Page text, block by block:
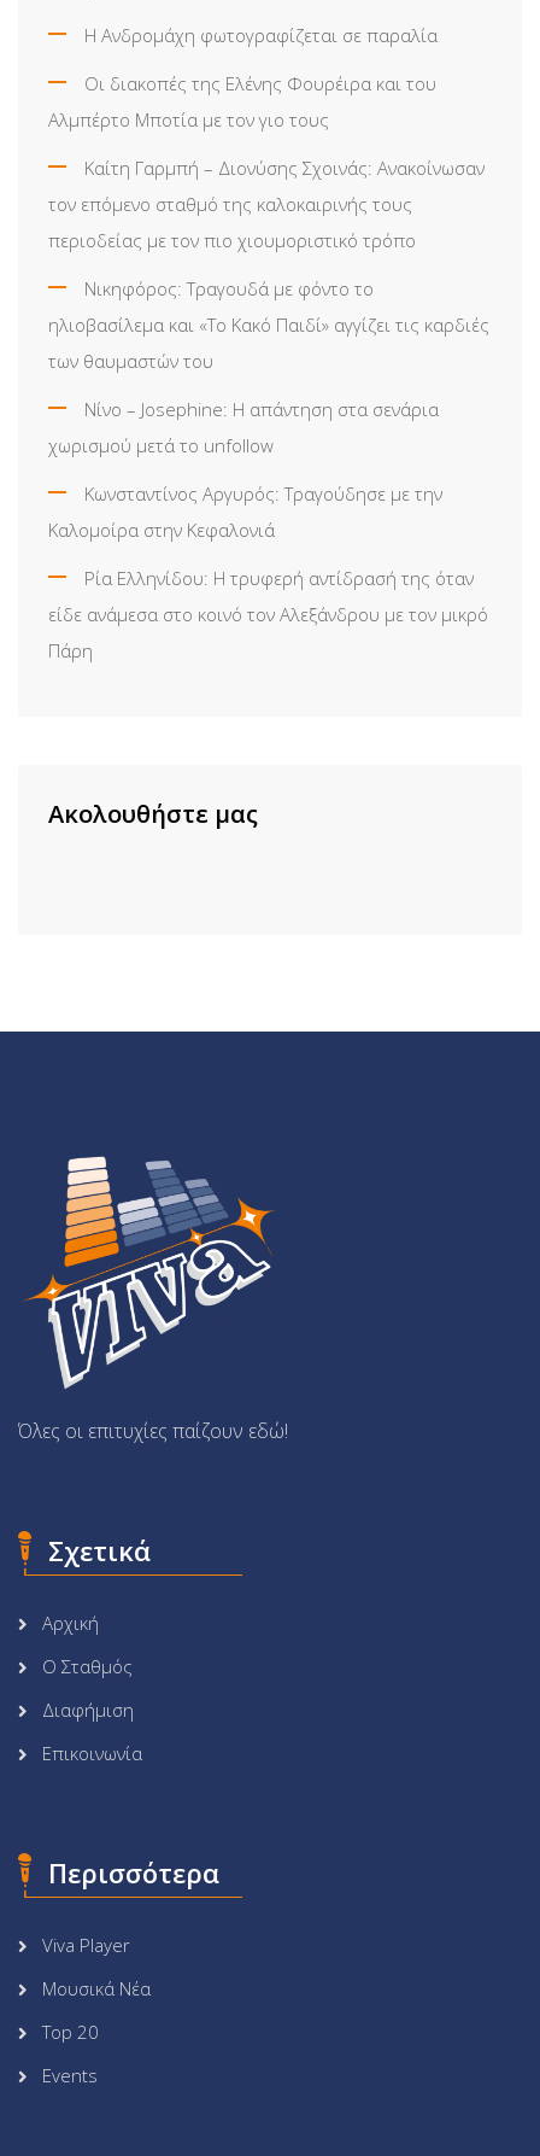
Η Ανδρομάχη φωτογραφίζεται σε παραλία
Οι διακοπές της Ελένης Φουρέιρα και του
Αλμπέρτο Μποτία με τον γιο τους
Καίτη Γαρμπή – Διονύσης Σχοινάς: Ανακοίνωσαν
τον επόμενο σταθμό της καλοκαιρινής τους
περιοδείας με τον πιο χιουμοριστικό τρόπο
Νικηφόρος: Τραγουδά με φόντο το
ηλιοβασίλεμα και «Το Κακό Παιδί» αγγίζει τις καρδιές
των θαυμαστών του
Νίνο – Josephine: Η απάντηση στα σενάρια
χωρισμού μετά το unfollow
Κωνσταντίνος Αργυρός: Τραγούδησε με την
Καλομοίρα στην Κεφαλονιά
Ρία Ελληνίδου: H τρυφερή αντίδρασή της όταν
είδε ανάμεσα στο κοινό τον Αλεξάνδρου με τον μικρό
Πάρη
Ακολουθήστε μας
Όλες οι επιτυχίες παίζουν εδώ!
Σχετικά
Αρχική
Ο Σταθμός
Διαφήμιση
Επικοινωνία
Περισσότερα
Viva Player
Μουσικά Νέα
Top 20
Events